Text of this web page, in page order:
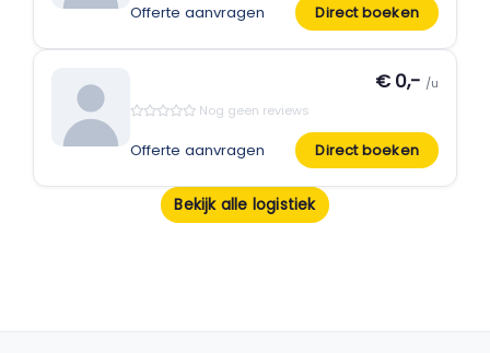
Offerte aanvragen Direct boeken
€ 0,- /u
Nog geen reviews
Offerte aanvragen Direct boeken
Bekijk alle logistiek